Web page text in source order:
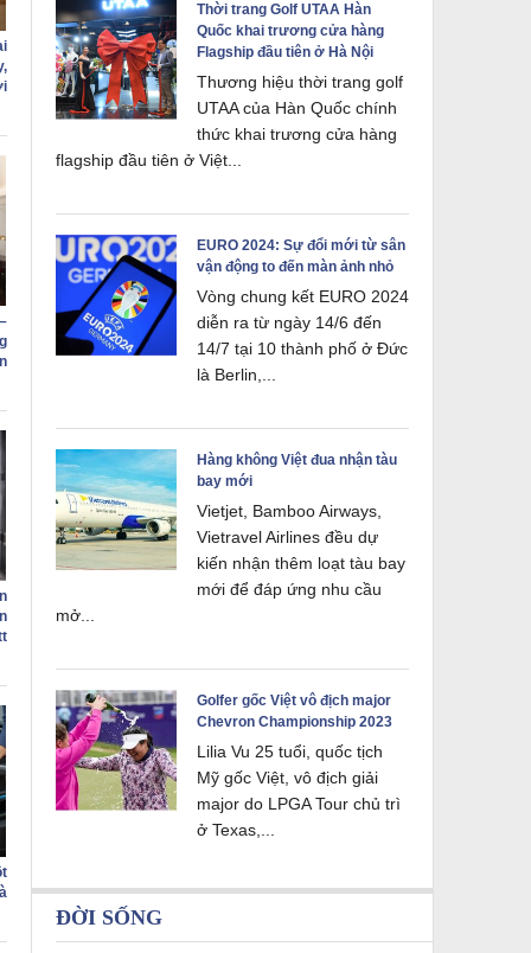
Thời trang Golf UTAA Hàn
Quốc khai trương cửa hàng
Flagship đầu tiên ở Hà Nội
Thương hiệu thời trang golf
UTAA của Hàn Quốc chính
thức khai trương cửa hàng
flagship đầu tiên ở Việt...
EURO 2024: Sự đổi mới từ sân
vận động to đến màn ảnh nhỏ
Vòng chung kết EURO 2024
diễn ra từ ngày 14/6 đến
14/7 tại 10 thành phố ở Đức
là Berlin,...
Hàng không Việt đua nhận tàu
bay mới
Vietjet, Bamboo Airways,
Vietravel Airlines đều dự
kiến nhận thêm loạt tàu bay
mới để đáp ứng nhu cầu
mở...
Golfer gốc Việt vô địch major
Chevron Championship 2023
Lilia Vu 25 tuổi, quốc tịch
Mỹ gốc Việt, vô địch giải
major do LPGA Tour chủ trì
ở Texas,...
ĐỜI SỐNG